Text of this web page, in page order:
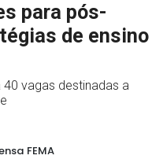
para pós-
de ensino
vagas destinadas a
FEMA